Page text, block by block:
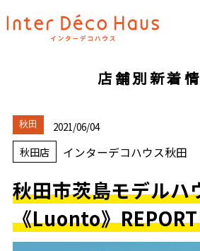
店舗別新着
秋田
2021/06/04
秋田店
インターデコハウス秋田
秋田市茨島モデルハ
《Luonto》